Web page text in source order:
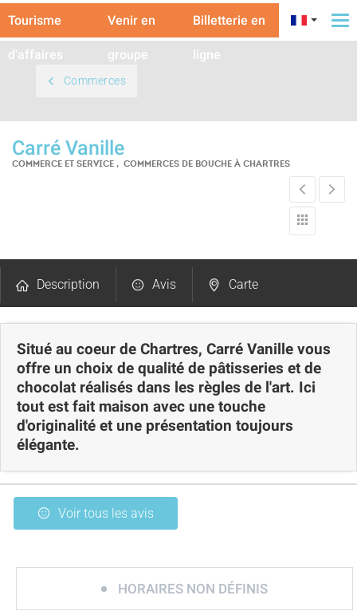
Tourisme
d'affaires
Venir en
groupe
Billetterie en
ligne
Commerces
Carré Vanille
COMMERCE ET SERVICE , COMMERCES DE BOUCHE À CHARTRES
Description Avis Carte
Situé au coeur de Chartres, Carré Vanille vous
offre un choix de qualité de pâtisseries et de
chocolat réalisés dans les règles de l'art. Ici
tout est fait maison avec une touche
d'originalité et une présentation toujours
élégante.
Voir tous les avis
HORAIRES NON DÉFINIS